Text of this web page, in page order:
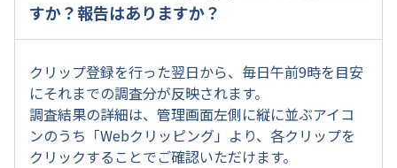
すか？報告はありますか？
クリップ登録を行った翌日から、毎日午前9時を目安
にそれまでの調査分が反映されます。
調査結果の詳細は、管理画面左側に縦に並ぶアイコ
ンのうち「Webクリッピング」より、各クリップを
クリックすることでご確認いただけます。